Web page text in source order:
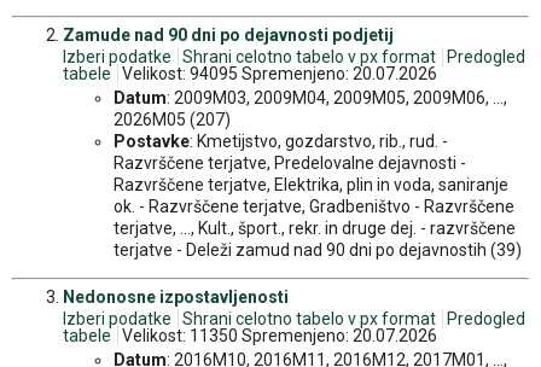
Zamude nad 90 dni po dejavnosti podjetij
Izberi podatke
Shrani celotno tabelo v px format
Predogled
tabele
Velikost: 94095 Spremenjeno: 20.07.2026
Datum: 2009M03, 2009M04, 2009M05, 2009M06, ...,
2026M05 (207)
Postavke: Kmetijstvo, gozdarstvo, rib., rud. -
Razvrščene terjatve, Predelovalne dejavnosti -
Razvrščene terjatve, Elektrika, plin in voda, saniranje
ok. - Razvrščene terjatve, Gradbeništvo - Razvrščene
terjatve, ..., Kult., šport., rekr. in druge dej. - razvrščene
terjatve - Deleži zamud nad 90 dni po dejavnostih (39)
Nedonosne izpostavljenosti
Izberi podatke
Shrani celotno tabelo v px format
Predogled
tabele
Velikost: 11350 Spremenjeno: 20.07.2026
Datum: 2016M10, 2016M11, 2016M12, 2017M01, ...,